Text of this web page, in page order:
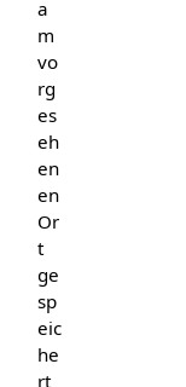
a
m
vo
rg
es
eh
en
en
Or
t
ge
sp
eic
he
rt